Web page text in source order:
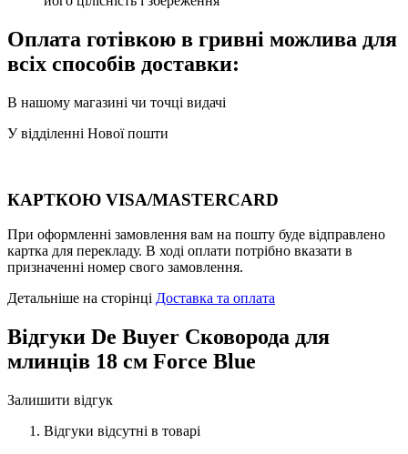
Оплата готівкою в гривні можлива для
всіх способів доставки:
В нашому магазині чи точці видачі
У відділенні Нової пошти
КАРТКОЮ VISA/MASTERCARD
При оформленні замовлення вам на пошту буде відправлено
картка для перекладу. В ході оплати потрібно вказати в
призначенні номер свого замовлення.
Детальніше на сторінці Доставка та оплата
Відгуки De Buyer Сковорода для
млинців 18 см Force Blue
Залишити відгук
Відгуки відсутні в товарі